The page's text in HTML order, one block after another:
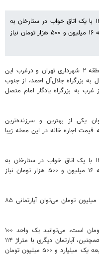
اجاره‌ی یک واحد ۵۸ متری ساخت سال ۱۳۹۳ با یک اتاق خواب در ستارخان به
ودیعه‌ی ۲۵۰ میلیون تومان و پرداخت ماهیانه ۱۶ میلیون و ۵۰۰ هزار تومان نیاز
به گزارش خبرگزاری خبرآنلاین، ستارخان در منطقه ۲ شهرداری تهران و درغرب این
بزرگراه جلال‌آل احمد، از جنوب
غرب به بزرگراه یادگار امام متصل
یکی از بهترین و سرزنده‌ترین
اجاره خانه در این محله زیبا
اجاره‌ی یک واحد ۵۸ متری ساخت سال ۱۳۹۳ با یک اتاق خواب در ستارخان به
ودیعه‌ی ۲۵۰ میلیون تومان و پرداخت ماهیانه ۱۶ میلیون و ۵۰۰ هزار تومان نیاز
با ودیعه یک میلیارد تومان و کرایه ماهیانه ۶ میلیون تومان می‌توان آپارتمانی ۸۵
اگر بودجه شما یک میلیارد و ۲۵۰ میلیون تومان است، می‌توانید یک واحد ۱۰۰
متری ساخت سال ۱۳۹۴ را رهن کامل کنید. همچنین، آپارتمان دیگری با متراژ ۱۱۴
متر و دو اتاق خواب و سن بنای دو سال با ودیعه یک میلیارد و ۵۰۰ میلیون تومان